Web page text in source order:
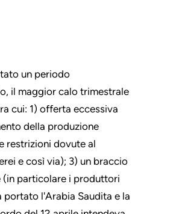
un periodo
il maggior calo trimestrale
cui: 1) offerta eccessiva
della produzione
restrizioni dovute al
e così via); 3) un braccio
(in particolare i produttori
portato l'Arabia Saudita e la